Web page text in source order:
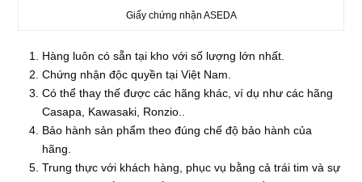
Giấy chứng nhận ASEDA
Hàng luôn có sẵn tại kho với số lượng lớn nhất.
Chứng nhận độc quyền tại Việt Nam.
Có thể thay thế được các hãng khác, ví dụ như các hãng
Casapa, Kawasaki, Ronzio..
Bảo hành sản phẩm theo đúng chế độ bảo hành của
hãng.
Trung thực với khách hàng, phục vụ bằng cả trái tim và sự